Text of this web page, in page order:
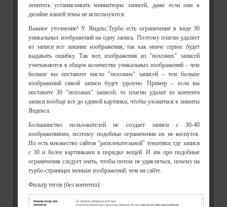
ленитесь устанавливать миниатюры записей, даже если они в
дизайне вашей темы не используются.
Важное уточнение! У Яндекс.Турбо есть ограничение в виде 30
уникальных изображений на одну запись. Поэтому плагин удаляет
из записи все лишние изображения, так как иначе сервис будет
выдавать ошибку. Так вот, изображения из "похожих" записей
учитываются в общем количестве уникальных изображений – чем
больше вы поставите число "похожих" записей – тем больше
изображений самой записи будет удалено. Пример – если вы
поставите 30 "похожих" записей, то плагин удалит из контента
записи вообще все до единой картинки, чтобы уложиться в лимиты
Яндекса.
Большинство пользователей не создает записи с 30-40
изображениями, поэтому подобные ограничения их не коснутся.
Но есть множество сайтов "развлекательной" тематики, где записи
с 30 и более картинками в порядке вещей. И им про подобные
ограничения следует знать, чтобы потом не удивляться, почему на
турбо-страницах меньше изображений, чем на сайте.
Фильтр тегов (без контента):